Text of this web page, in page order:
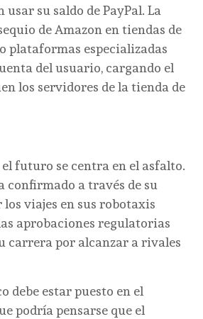
su saldo de PayPal. La
de Amazon en tiendas de
plataformas especializadas
del usuario, cargando el
los servidores de la tienda de
futuro se centra en el asfalto.
confirmado a través de su
viajes en sus robotaxis
aprobaciones regulatorias
carrera por alcanzar a rivales
debe estar puesto en el
podría pensarse que el